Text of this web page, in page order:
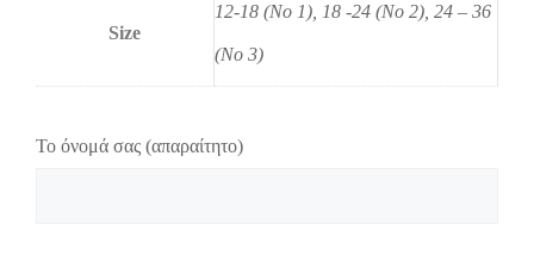
Size
12-18 (No 1), 18 -24 (No 2), 24 – 36
(No 3)
Το όνομά σας (απαραίτητο)